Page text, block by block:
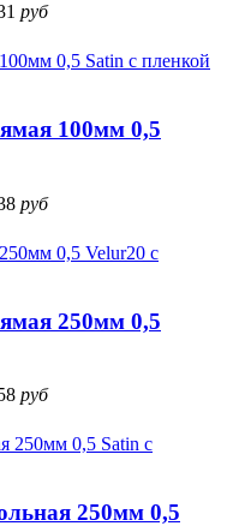
руб
100мм 0,5
руб
250мм 0,5
руб
250мм 0,5